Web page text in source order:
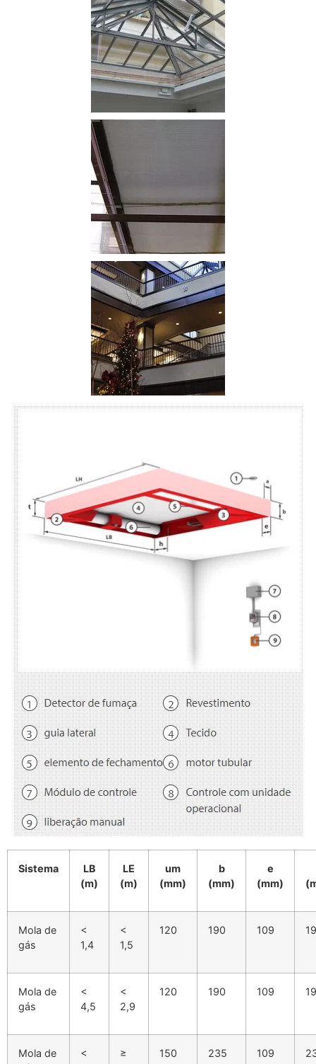
Sistema
LB
(m)
LE
(m)
um
(mm)
b
(mm)
e
(mm)
Mola de
gás
<
1,4
<
1,5
120 190 109
Mola de
gás
<
4,5
<
2,9
120 190 109
Mola de
<
≥
150 235 109